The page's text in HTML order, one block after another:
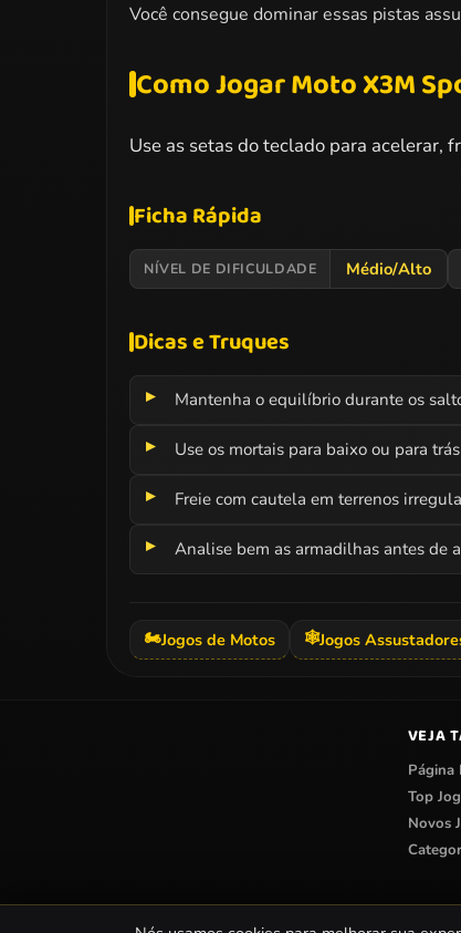
Você consegue dominar essas pistas
Como Jogar Moto X3M
Use as setas do teclado para acelerar,
Ficha Rápida
NÍVEL DE DIFICULDADE Médio/Alto
Dicas e Truques
Mantenha o equilíbrio durante os
Use os mortais para baixo ou para
Freie com cautela em terrenos
Analise bem as armadilhas antes de
🏍️Jogos de Motos 🕸️Jogos
VEJA
Página
Top
Novos